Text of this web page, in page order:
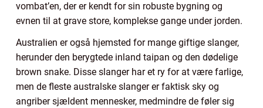
vombat’en, der er kendt for sin robuste bygning og
evnen til at grave store, komplekse gange under jorden.
Australien er også hjemsted for mange giftige slanger,
herunder den berygtede inland taipan og den dødelige
brown snake. Disse slanger har et ry for at være farlige,
men de fleste australske slanger er faktisk sky og
angriber sjældent mennesker, medmindre de føler sig